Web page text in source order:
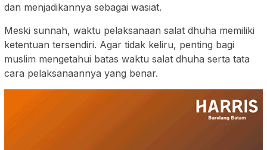
dan menjadikannya sebagai wasiat.
Meski sunnah, waktu pelaksanaan salat dhuha memiliki
ketentuan tersendiri. Agar tidak keliru, penting bagi
muslim mengetahui batas waktu salat dhuha serta tata
cara pelaksanaannya yang benar.